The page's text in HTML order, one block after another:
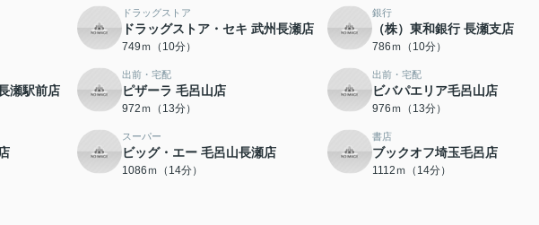
ドラッグストア
ドラッグストア・セキ 武州長瀬店
749ｍ（10分）
銀行
（株）東和銀行 長瀬支店
786ｍ（10分）
瀬駅前店
出前・宅配
ピザーラ 毛呂山店
972ｍ（13分）
出前・宅配
ビバパエリア毛呂山店
976ｍ（13分）
スーパー
ビッグ・エー 毛呂山長瀬店
1086ｍ（14分）
書店
ブックオフ埼玉毛呂店
1112ｍ（14分）